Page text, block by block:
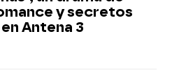
y secretos
Antena 3